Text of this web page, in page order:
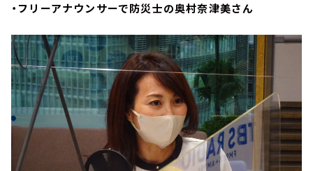
・フリーアナウンサーで防災士の奥村奈津美さん